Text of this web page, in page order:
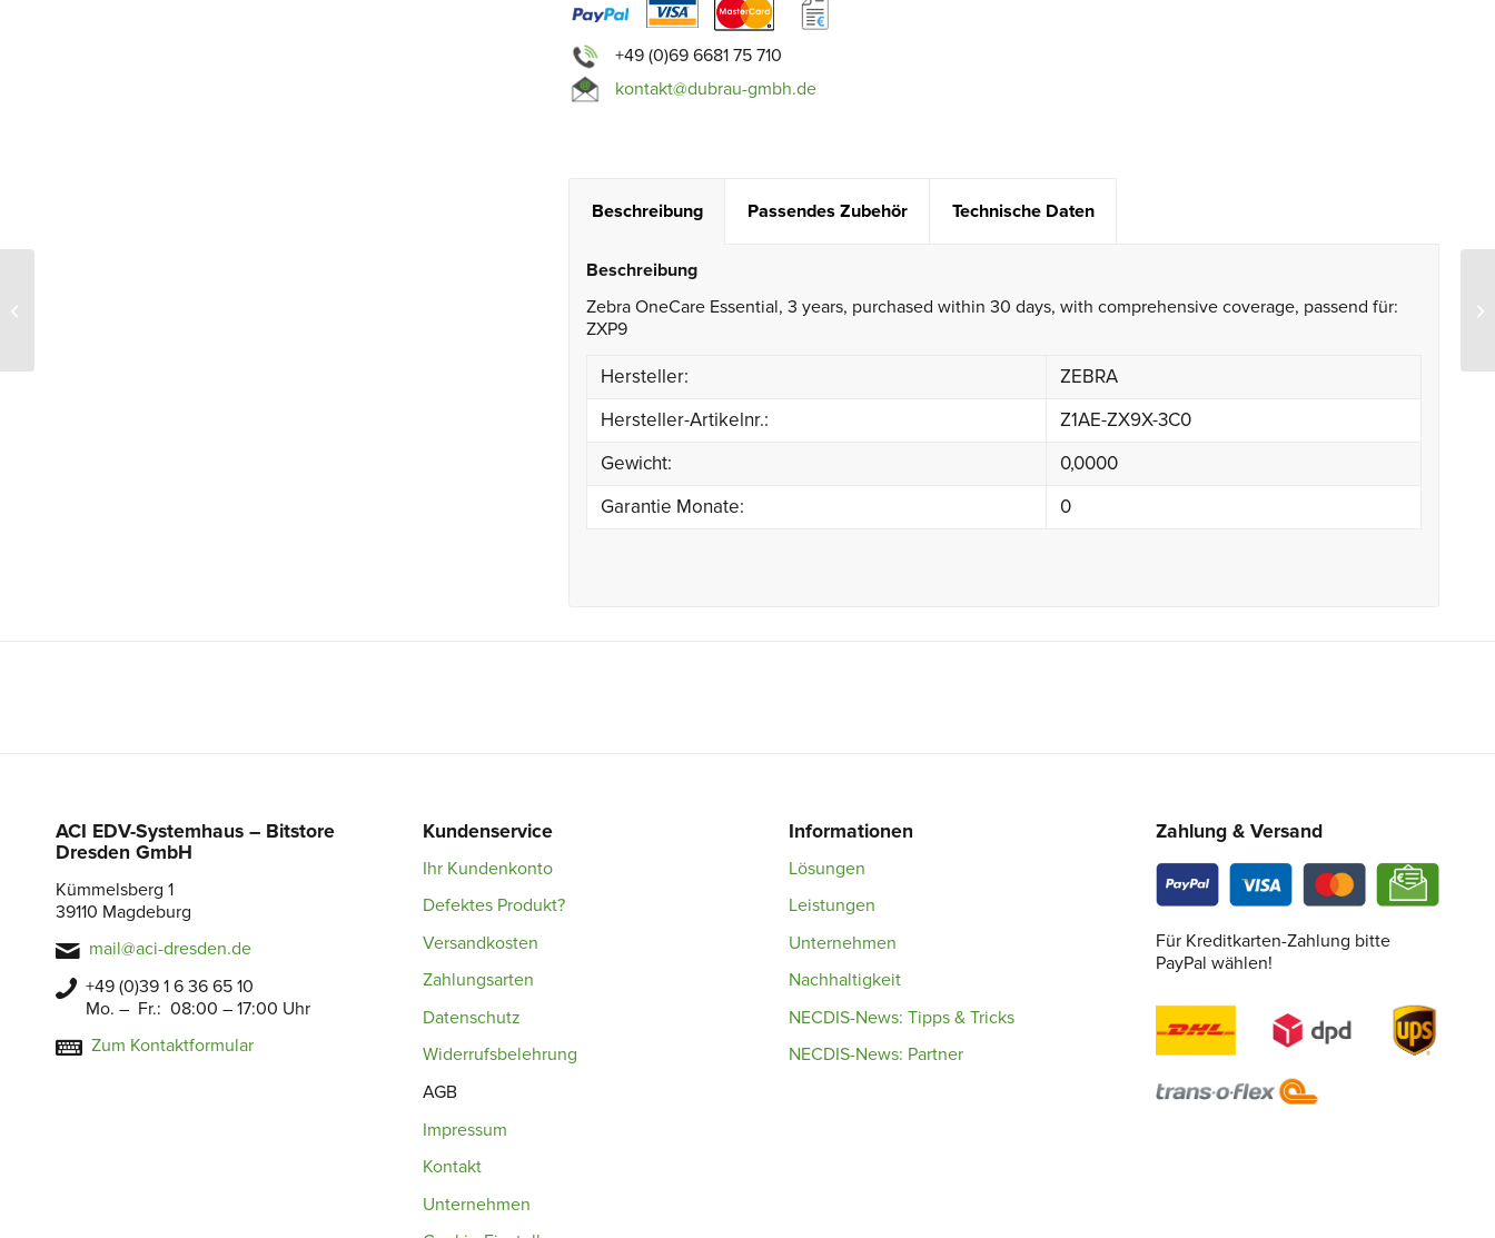
+49 (0)69 6681 75 710
kontakt@dubrau-gmbh.de
Beschreibung Passendes Zubehör Technische Daten
Beschreibung
Zebra OneCare Essential, 3 years, purchased within 30 days, with comprehensive coverage, passend für:
ZXP9
Hersteller:
ZEBRA
Hersteller-Artikelnr.:
Z1AE-ZX9X-3C0
Gewicht:
0,0000
Garantie Monate:
0
ACI EDV-Systemhaus – Bitstore
Dresden GmbH
Kümmelsberg 1
39110 Magdeburg
mail@aci-dresden.de
+49 (0)39 1 6 36 65 10
Mo. – Fr.: 08:00 – 17:00 Uhr
Zum Kontaktformular
Kundenservice
Ihr Kundenkonto
Defektes Produkt?
Versandkosten
Zahlungsarten
Datenschutz
Widerrufsbelehrung
AGB
Impressum
Kontakt
Unternehmen
Informationen
Lösungen
Leistungen
Unternehmen
Nachhaltigkeit
NECDIS-News: Tipps & Tricks
NECDIS-News: Partner
Zahlung & Versand
Für Kreditkarten-Zahlung bitte
PayPal wählen!